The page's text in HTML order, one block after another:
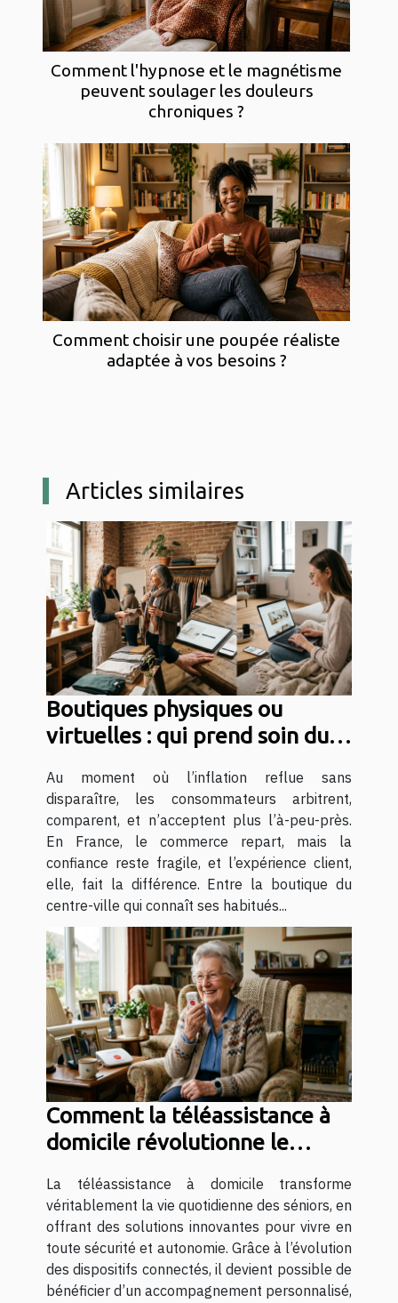
Comment l'hypnose et le magnétisme
peuvent soulager les douleurs
chroniques ?
Comment choisir une poupée réaliste
adaptée à vos besoins ?
Articles similaires
Boutiques physiques ou
virtuelles : qui prend soin du
Au moment où l’inflation reflue sans
disparaître, les consommateurs arbitrent,
comparent, et n’acceptent plus l’à-peu-près.
En France, le commerce repart, mais la
confiance reste fragile, et l’expérience client,
elle, fait la différence. Entre la boutique du
centre-ville qui connaît ses habitués...
Comment la téléassistance à
domicile révolutionne le
La téléassistance à domicile transforme
véritablement la vie quotidienne des séniors, en
offrant des solutions innovantes pour vivre en
toute sécurité et autonomie. Grâce à l’évolution
des dispositifs connectés, il devient possible de
bénéficier d’un accompagnement personnalisé,